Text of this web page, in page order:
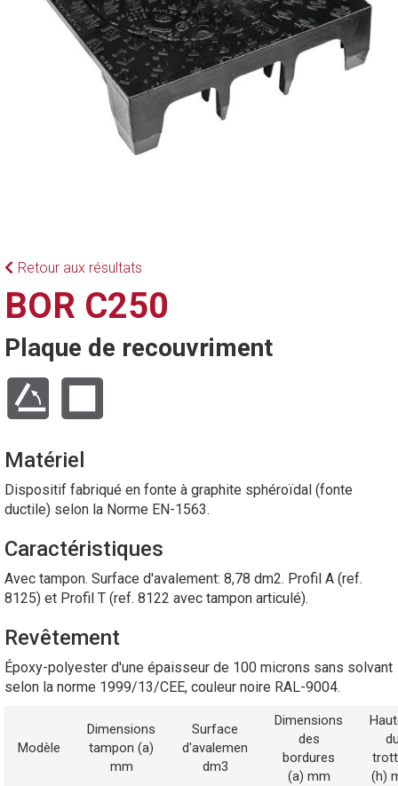
Retour aux résultats
BOR C250
Plaque de recouvriment
Matériel
Dispositif fabriqué en fonte à graphite sphéroïdal (fonte
ductile) selon la Norme EN-1563.
Caractéristiques
Avec tampon. Surface d'avalement: 8,78 dm2. Profil A (ref.
8125) et Profil T (ref. 8122 avec tampon articulé).
Revêtement
Époxy-polyester d'une épaisseur de 100 microns sans solvant
selon la norme 1999/13/CEE, couleur noire RAL-9004.
Modèle
Dimensions
tampon (a)
mm
Surface
d'avalemen
dm3
Dimensions
des
bordures
(a) mm
(h)